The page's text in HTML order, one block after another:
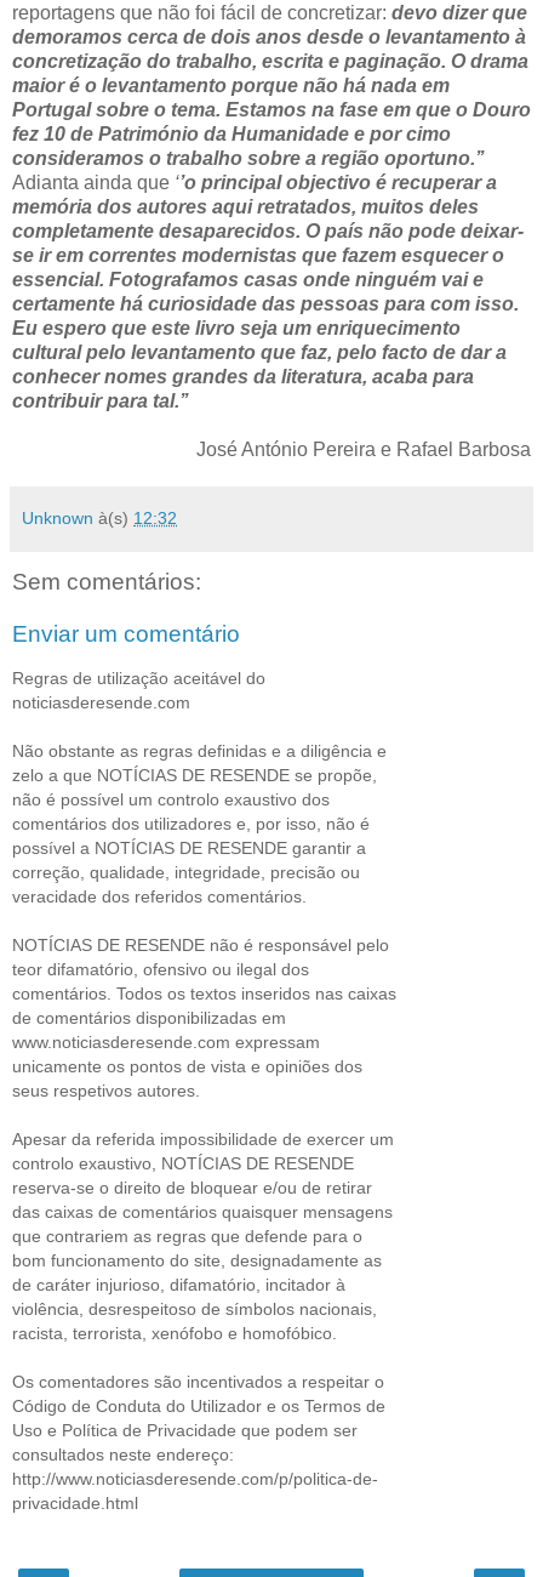
reportagens que não foi fácil de concretizar: devo dizer que
demoramos cerca de dois anos desde o levantamento à
concretização do trabalho, escrita e paginação. O drama
maior é o levantamento porque não há nada em
Portugal sobre o tema. Estamos na fase em que o Douro
fez 10 de Património da Humanidade e por cimo
consideramos o trabalho sobre a região oportuno.’’
Adianta ainda que ‘’o principal objectivo é recuperar a
memória dos autores aqui retratados, muitos deles
completamente desaparecidos. O país não pode deixar-
se ir em correntes modernistas que fazem esquecer o
essencial. Fotografamos casas onde ninguém vai e
certamente há curiosidade das pessoas para com isso.
Eu espero que este livro seja um enriquecimento
cultural pelo levantamento que faz, pelo facto de dar a
conhecer nomes grandes da literatura, acaba para
contribuir para tal.’’
José António Pereira e Rafael Barbosa
Unknown à(s) 12:32
Sem comentários:
Enviar um comentário
Regras de utilização aceitável do
noticiasderesende.com
Não obstante as regras definidas e a diligência e
zelo a que NOTÍCIAS DE RESENDE se propõe,
não é possível um controlo exaustivo dos
comentários dos utilizadores e, por isso, não é
possível a NOTÍCIAS DE RESENDE garantir a
correção, qualidade, integridade, precisão ou
veracidade dos referidos comentários.
NOTÍCIAS DE RESENDE não é responsável pelo
teor difamatório, ofensivo ou ilegal dos
comentários. Todos os textos inseridos nas caixas
de comentários disponibilizadas em
www.noticiasderesende.com expressam
unicamente os pontos de vista e opiniões dos
seus respetivos autores.
Apesar da referida impossibilidade de exercer um
controlo exaustivo, NOTÍCIAS DE RESENDE
reserva-se o direito de bloquear e/ou de retirar
das caixas de comentários quaisquer mensagens
que contrariem as regras que defende para o
bom funcionamento do site, designadamente as
de caráter injurioso, difamatório, incitador à
violência, desrespeitoso de símbolos nacionais,
racista, terrorista, xenófobo e homofóbico.
Os comentadores são incentivados a respeitar o
Código de Conduta do Utilizador e os Termos de
Uso e Política de Privacidade que podem ser
consultados neste endereço:
http://www.noticiasderesende.com/p/politica-de-
privacidade.html